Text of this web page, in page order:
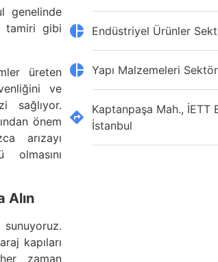
genelinde
tamiri gibi
üreten
ve
sağlıyor.
önem
arızayı
Alın
kapıları
zaman
Endüstriyel Ürünler
Yapı Malzemeleri
Kaptanpaşa Mah., İETT
İstanbul